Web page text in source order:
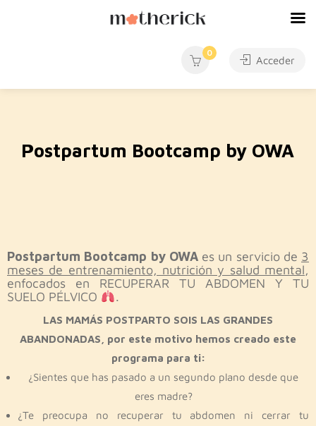
0
Acceder
Postpartum Bootcamp by OWA
Postpartum Bootcamp by OWAes un servicio de 3
meses de entrenamiento, nutrición y salud mental,
enfocados en RECUPERAR TU ABDOMEN Y TU
SUELO PÉLVICO
.
LAS MAMÁS POSTPARTO SOIS LAS GRANDES
ABANDONADAS, por este motivo hemos creado este
programa para ti:
¿Sientes que has pasado a un segundo plano desde que
eres madre?
¿Te preocupa no recuperar tu abdomen ni cerrar tu